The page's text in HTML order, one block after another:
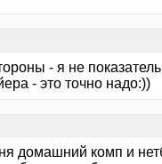
- я не
- это точно надо:))
домашний комп и